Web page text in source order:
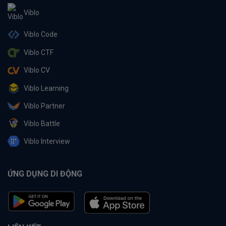
Viblo
Viblo Code
Viblo CTF
Viblo CV
Viblo Learning
Viblo Partner
Viblo Battle
Viblo Interview
ỨNG DỤNG DI ĐỘNG